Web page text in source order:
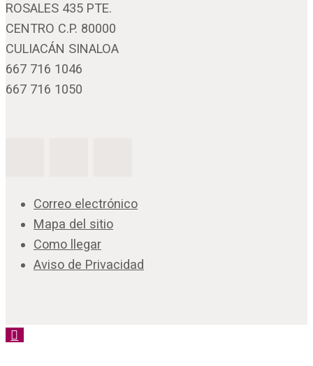
ROSALES 435 PTE.
CENTRO C.P. 80000
CULIACÁN SINALOA
667 716 1046
667 716 1050
Correo electrónico
Mapa del sitio
Como llegar
Aviso de Privacidad